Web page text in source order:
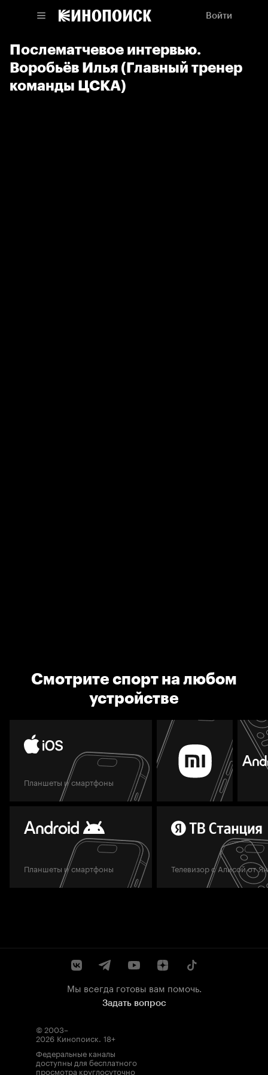
Войти
Послематчевое интервью.
Воробьёв Илья (Главный тренер
команды ЦСКА)
Смотрите спорт на любом
устройстве
Планшеты и смартфоны
Планшеты и смартфоны Телевизор с Алисой от
Мы всегда готовы вам помочь.
Задать вопрос
© 2003–
2026 Кинопоиск. 18+
Федеральные каналы
доступны для бесплатного
просмотра круглосуточно